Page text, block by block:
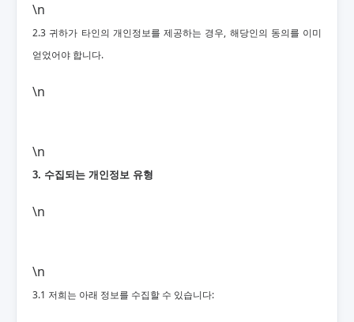
\n
2.3 귀하가 타인의 개인정보를 제공하는 경우, 해당인의 동의를 이미
얻었어야 합니다.
\n
\n
3. 수집되는 개인정보 유형
\n
\n
3.1 저희는 아래 정보를 수집할 수 있습니다: